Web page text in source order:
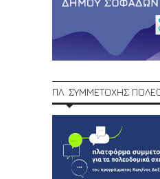
ΠΛ. ΣΥΜΜΕΤΟΧΗΣ